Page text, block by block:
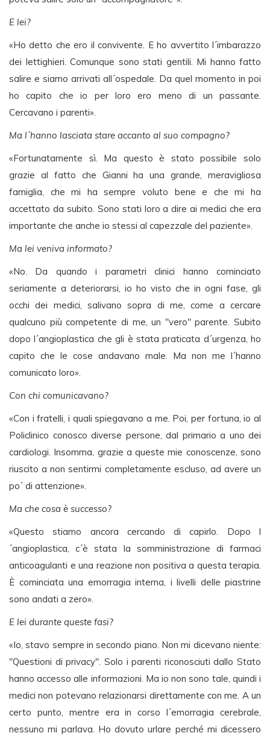
E lei?
«Ho detto che ero il convivente. E ho avvertito l´imbarazzo
dei lettighieri. Comunque sono stati gentili. Mi hanno fatto
salire e siamo arrivati all´ospedale. Da quel momento in poi
ho capito che io per loro ero meno di un passante.
Cercavano i parenti».
Ma l´hanno lasciata stare accanto al suo compagno?
«Fortunatamente sì. Ma questo è stato possibile solo
grazie al fatto che Gianni ha una grande, meravigliosa
famiglia, che mi ha sempre voluto bene e che mi ha
accettato da subito. Sono stati loro a dire ai medici che era
importante che anche io stessi al capezzale del paziente».
Ma lei veniva informato?
«No. Da quando i parametri clinici hanno cominciato
seriamente a deteriorarsi, io ho visto che in ogni fase, gli
occhi dei medici, salivano sopra di me, come a cercare
qualcuno più competente di me, un "vero" parente. Subito
dopo l´angioplastica che gli è stata praticata d´urgenza, ho
capito che le cose andavano male. Ma non me l´hanno
comunicato loro».
Con chi comunicavano?
«Con i fratelli, i quali spiegavano a me. Poi, per fortuna, io al
Policlinico conosco diverse persone, dal primario a uno dei
cardiologi. Insomma, grazie a queste mie conoscenze, sono
riuscito a non sentirmi completamente escluso, ad avere un
po´ di attenzione».
Ma che cosa è successo?
«Questo stiamo ancora cercando di capirlo. Dopo l
´angioplastica, c´è stata la somministrazione di farmaci
anticoagulanti e una reazione non positiva a questa terapia.
È cominciata una emorragia interna, i livelli delle piastrine
sono andati a zero».
E lei durante queste fasi?
«Io, stavo sempre in secondo piano. Non mi dicevano niente:
"Questioni di privacy". Solo i parenti riconosciuti dallo Stato
hanno accesso alle informazioni. Ma io non sono tale, quindi i
medici non potevano relazionarsi direttamente con me. A un
certo punto, mentre era in corso l´emorragia cerebrale,
nessuno mi parlava. Ho dovuto urlare perché mi dicessero